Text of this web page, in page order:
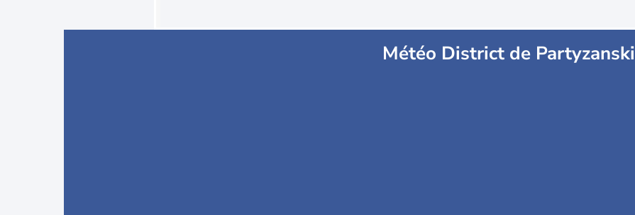
Météo District de Partyzanski